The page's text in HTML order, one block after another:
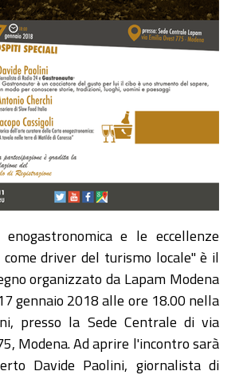
e le eccellenze
driver del turismo locale" è il
organizzato da Lapam Modena
gennaio 2018 alle ore 18.00 nella
presso la Sede Centrale di via
Modena. Ad aprire l'incontro sarà
Davide Paolini, giornalista di